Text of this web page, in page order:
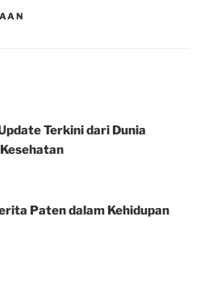
Terkini dari Dunia
Paten dalam Kehidupan